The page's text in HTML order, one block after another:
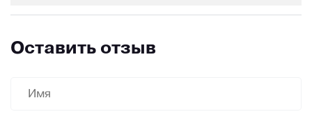
Оставить отзыв